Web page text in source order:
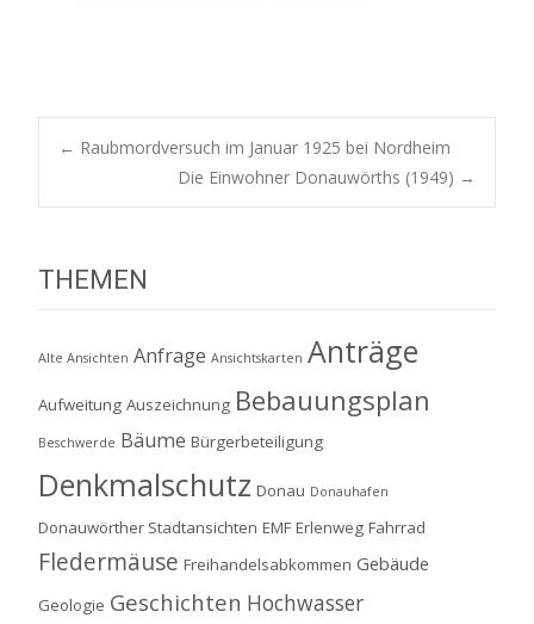
Post
← Raubmordversuch im Januar 1925 bei Nordheim
Die Einwohner Donauwörths (1949) →
THEMEN
Alte Ansichten Anfrage Ansichtskarten Anträge
Aufweitung Auszeichnung Bebauungsplan
Beschwerde Bäume Bürgerbeteiligung
Denkmalschutz Donau Donauhafen
Donauwörther Stadtansichten EMF Erlenweg Fahrrad
Fledermäuse Freihandelsabkommen Gebäude
Geologie Geschichten Hochwasser